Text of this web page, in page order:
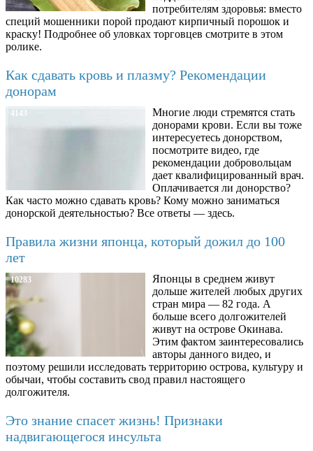
потребителям здоровья: вместо
специй мошенники порой продают кирпичный порошок и
краску! Подробнее об уловках торговцев смотрите в этом
ролике.
Как сдавать кровь и плазму? Рекомендации
донорам
4143
Многие люди стремятся стать
донорами крови. Если вы тоже
интересуетесь донорством,
посмотрите видео, где
рекомендации добровольцам
дает квалифицированный врач.
Оплачивается ли донорство?
Как часто можно сдавать кровь? Кому можно заниматься
донорской деятельностью? Все ответы — здесь.
Правила жизни японца, который дожил до 100
лет
10283
Японцы в среднем живут
дольше жителей любых других
стран мира — 82 года. А
больше всего долгожителей
живут на острове Окинава.
Этим фактом заинтересовались
авторы данного видео, и
поэтому решили исследовать территорию острова, культуру и
обычаи, чтобы составить свод правил настоящего
долгожителя.
Это знание спасет жизнь! Признаки
надвигающегося инсульта